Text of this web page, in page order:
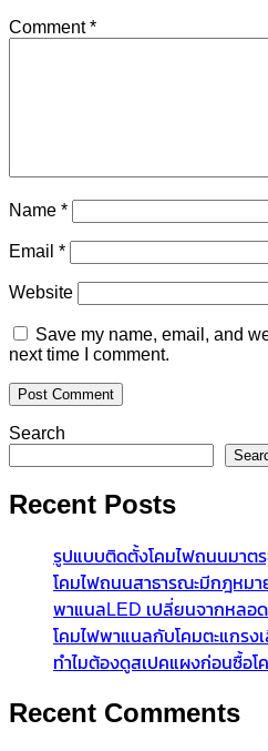
Comment*
Name *
Email *
Website
Save my name, email, and
next time I comment.
Search
Recent Posts
รูปแบบติดตั้งโคมไฟถนนมาต
โคมไฟถนนสาธารณะมีกฎหมา
พาแนลLED เปลี่ยนจากหลอด
โคมไฟพาแนลกับโคมตะแกรงเ
ทำไมต้องดูสเปคแผงก่อนซื้อโ
Recent Comments